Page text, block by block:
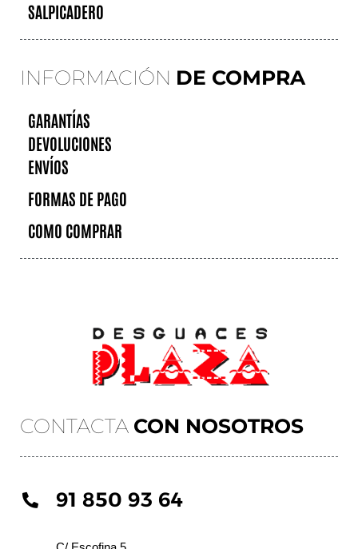
CONTACTA CON NOSOTROS
91 850 93 64
SALPICADERO
INFORMACIÓN DE COMPRA
GARANTÍAS
DEVOLUCIONES
ENVÍOS
FORMAS DE PAGO
COMO COMPRAR